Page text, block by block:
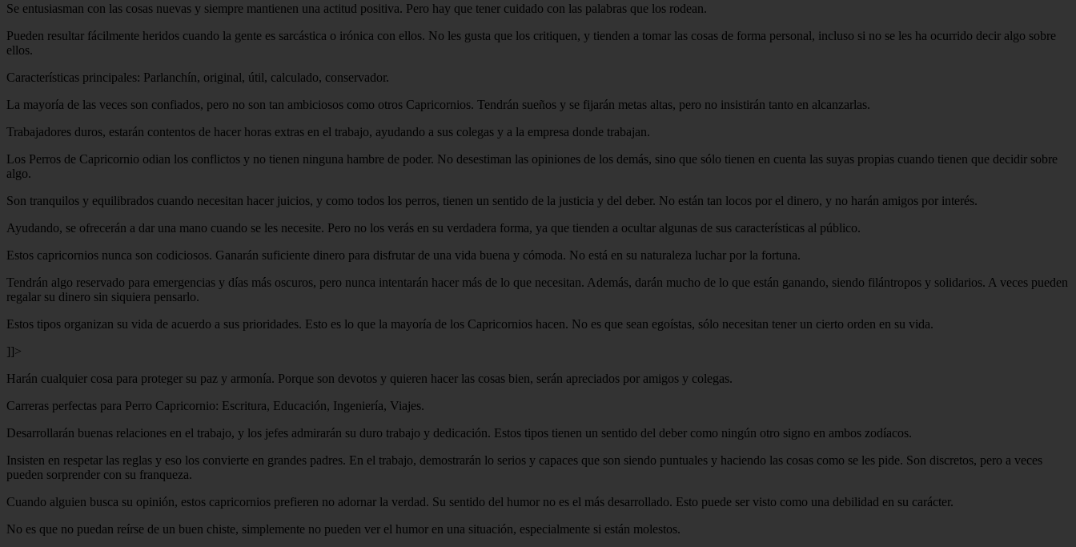
Se entusiasman con las cosas nuevas y siempre mantienen una actitud positiva. Pero hay que tener cuidado con las palabras que los rodean.
Pueden resultar fácilmente heridos cuando la gente es sarcástica o irónica con ellos. No les gusta que los critiquen, y tienden a tomar las cosas de forma personal, incluso si no se les ha ocurrido decir algo sobre
ellos.
Características principales: Parlanchín, original, útil, calculado, conservador.
La mayoría de las veces son confiados, pero no son tan ambiciosos como otros Capricornios. Tendrán sueños y se fijarán metas altas, pero no insistirán tanto en alcanzarlas.
Trabajadores duros, estarán contentos de hacer horas extras en el trabajo, ayudando a sus colegas y a la empresa donde trabajan.
Los Perros de Capricornio odian los conflictos y no tienen ninguna hambre de poder. No desestiman las opiniones de los demás, sino que sólo tienen en cuenta las suyas propias cuando tienen que decidir sobre
algo.
Son tranquilos y equilibrados cuando necesitan hacer juicios, y como todos los perros, tienen un sentido de la justicia y del deber. No están tan locos por el dinero, y no harán amigos por interés.
Ayudando, se ofrecerán a dar una mano cuando se les necesite. Pero no los verás en su verdadera forma, ya que tienden a ocultar algunas de sus características al público.
Estos capricornios nunca son codiciosos. Ganarán suficiente dinero para disfrutar de una vida buena y cómoda. No está en su naturaleza luchar por la fortuna.
Tendrán algo reservado para emergencias y días más oscuros, pero nunca intentarán hacer más de lo que necesitan. Además, darán mucho de lo que están ganando, siendo filántropos y solidarios. A veces pueden
regalar su dinero sin siquiera pensarlo.
Estos tipos organizan su vida de acuerdo a sus prioridades. Esto es lo que la mayoría de los Capricornios hacen. No es que sean egoístas, sólo necesitan tener un cierto orden en su vida.
]]>
Harán cualquier cosa para proteger su paz y armonía. Porque son devotos y quieren hacer las cosas bien, serán apreciados por amigos y colegas.
Carreras perfectas para Perro Capricornio: Escritura, Educación, Ingeniería, Viajes.
Desarrollarán buenas relaciones en el trabajo, y los jefes admirarán su duro trabajo y dedicación. Estos tipos tienen un sentido del deber como ningún otro signo en ambos zodíacos.
Insisten en respetar las reglas y eso los convierte en grandes padres. En el trabajo, demostrarán lo serios y capaces que son siendo puntuales y haciendo las cosas como se les pide. Son discretos, pero a veces
pueden sorprender con su franqueza.
Cuando alguien busca su opinión, estos capricornios prefieren no adornar la verdad. Su sentido del humor no es el más desarrollado. Esto puede ser visto como una debilidad en su carácter.
No es que no puedan reírse de un buen chiste, simplemente no pueden ver el humor en una situación, especialmente si están molestos.